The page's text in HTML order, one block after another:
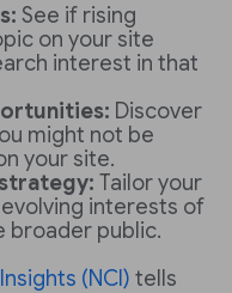
See if rising
on your site
interest in that
Discover
might not be
your site.
Tailor your
interests of
broader public.
(NCI) tells